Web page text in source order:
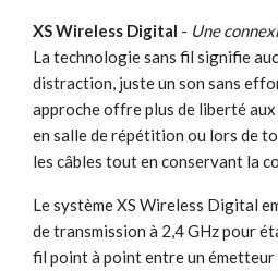
XS Wireless Digital - Une
La technologie sans fil signifie
distraction, juste un son sans
approche offre plus de liberté
en salle de répétition ou lors de
les câbles tout en conservant la
Le système XS Wireless Digital
de transmission à 2,4 GHz pour
fil point à point entre un